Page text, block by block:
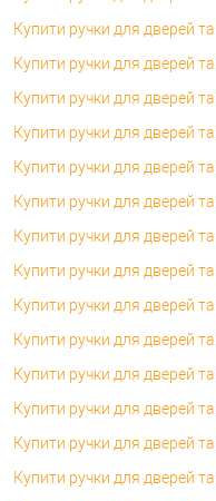
Купити ручки для дверей
Купити ручки для дверей та
Купити ручки для дверей
Купити ручки для дверей та
Купити ручки для дверей
Купити ручки для дверей
Купити ручки для дверей та
Купити ручки для дверей
Купити ручки для дверей та
Купити ручки для дверей
Купити ручки для дверей
Купити ручки для дверей та
Купити ручки для дверей
Купити ручки для дверей